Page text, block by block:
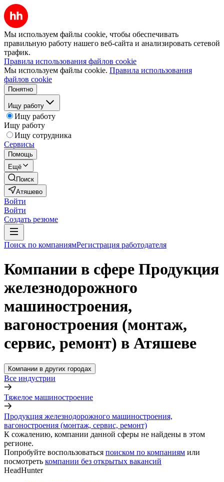
Мы используем файлы cookie, чтобы обеспечивать
правильную работу нашего веб-сайта и анализировать сетевой
трафик.
Правила использования файлов cookie
Мы используем файлы cookie. Правила использования
файлов cookie
Понятно
Ищу работу
Ищу работу
Ищу работу
Ищу сотрудника
Сервисы
Помощь
Ещё
Поиск
Атяшево
Войти
Войти
Создать резюме
Поиск по компаниямРегистрация работодателя
Компании в сфере Продукция
железнодорожного
машиностроения,
вагоностроения (монтаж,
сервис, ремонт) в Атяшеве
Компании в других городах
Все индустрии
Тяжелое машиностроение
Продукция железнодорожного машиностроения,
вагоностроения (монтаж, сервис, ремонт)
К сожалению, компании данной сферы не найдены в этом
регионе.
Попробуйте воспользоваться поиском по компаниям или
посмотреть компании без открытых вакансий
HeadHunter